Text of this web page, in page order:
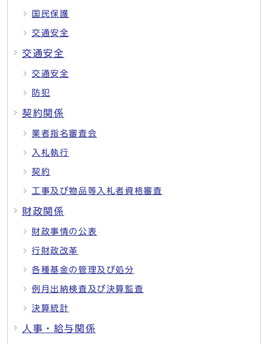
国民保護
交通安全
交通安全
交通安全
防犯
契約関係
業者指名審査会
入札執行
契約
工事及び物品等入札者資格審査
財政関係
財政事情の公表
行財政改革
各種基金の管理及び処分
例月出納検査及び決算監査
決算統計
人事・給与関係